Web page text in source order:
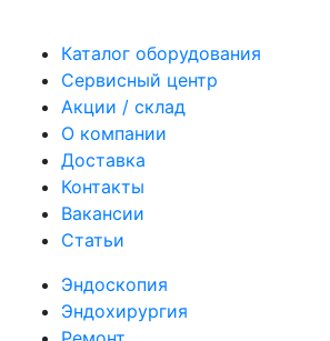
Каталог оборудования
Сервисный центр
Акции / склад
О компании
Доставка
Контакты
Вакансии
Статьи
Эндоскопия
Эндохирургия